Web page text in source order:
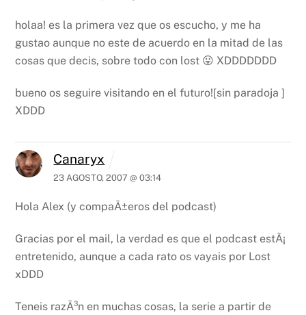
holaa! es la primera vez que os escucho, y me ha
gustao aunque no este de acuerdo en la mitad de las
cosas que decis, sobre todo con lost 😛 XDDDDDDD
bueno os seguire visitando en el futuro![sin paradoja ]
XDDD
Canaryx
23 AGOSTO, 2007 @ 03:14
Hola Alex (y compaÃ±eros del podcast)
Gracias por el mail, la verdad es que el podcast estÃ¡
entretenido, aunque a cada rato os vayais por Lost
xDDD
Teneis razÃ³n en muchas cosas, la serie a partir de